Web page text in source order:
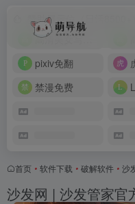
赞助展示位（日活8500+）
高清美女写真图片大全
pixiv免翻
禁漫免费
首页 • 软件下载 • 破解软件 • 沙
沙发网 | 沙发管家官